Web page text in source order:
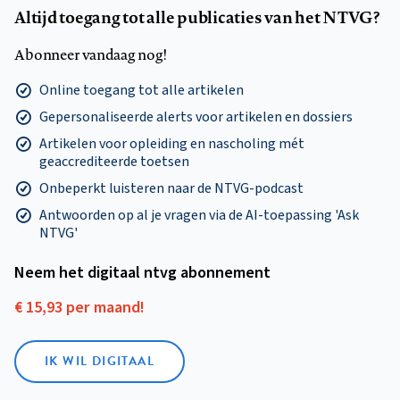
Altijd toegang tot alle publicaties van het NTVG?
Abonneer vandaag nog!
Online toegang tot alle artikelen
Gepersonaliseerde alerts voor artikelen en dossiers
Artikelen voor opleiding en nascholing mét
geaccrediteerde toetsen
Onbeperkt luisteren naar de NTVG-podcast
Antwoorden op al je vragen via de AI-toepassing 'Ask
NTVG'
Neem het digitaal ntvg abonnement
€ 15,93 per maand!
IK WIL DIGITAAL